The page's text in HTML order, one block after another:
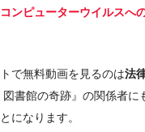
ンピューターウイルスへ
で無料動画を見るのは法
図書館の奇跡』の関係者
になります。